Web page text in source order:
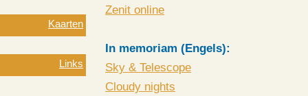
Kaarten
Links
Zenit online
In memoriam (Engels):
Sky & Telescope
Cloudy nights